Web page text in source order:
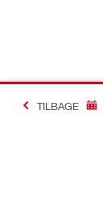
TILBAGE